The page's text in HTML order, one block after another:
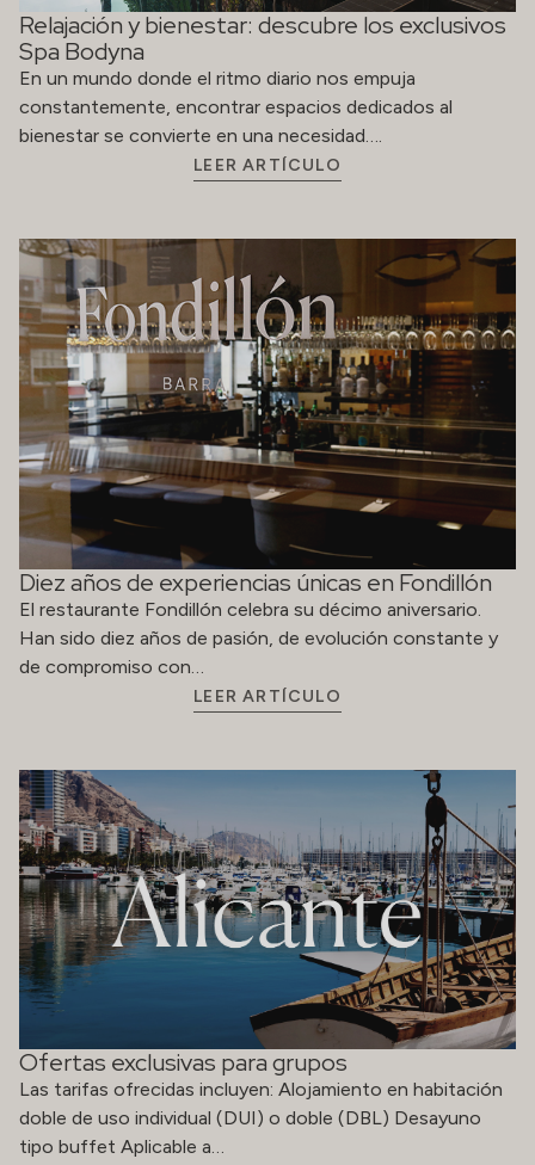
Relajación y bienestar: descubre los exclusivos
Spa Bodyna
En un mundo donde el ritmo diario nos empuja
constantemente, encontrar espacios dedicados al
bienestar se convierte en una necesidad….
LEER ARTÍCULO
Diez años de experiencias únicas en Fondillón
El restaurante Fondillón celebra su décimo aniversario.
Han sido diez años de pasión, de evolución constante y
de compromiso con…
LEER ARTÍCULO
Ofertas exclusivas para grupos
Las tarifas ofrecidas incluyen: Alojamiento en habitación
doble de uso individual (DUI) o doble (DBL) Desayuno
tipo buffet Aplicable a…